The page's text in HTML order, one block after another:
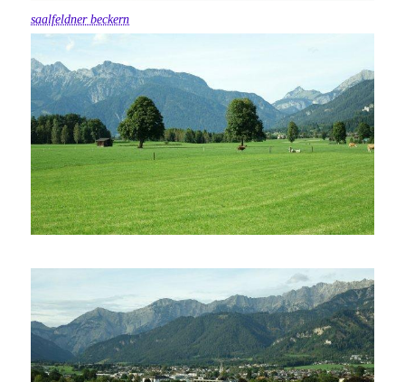
saalfeldner beckern